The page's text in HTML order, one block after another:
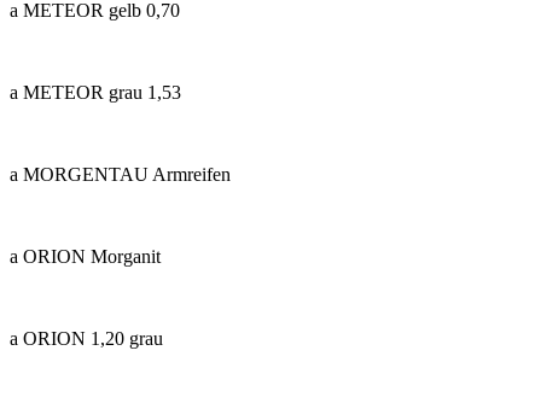
a METEOR gelb 0,70
a METEOR grau 1,53
a MORGENTAU Armreifen
a ORION Morganit
a ORION 1,20 grau